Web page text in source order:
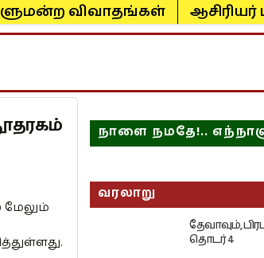
விவாதங்கள்
மேலும்
நாளை நமதே!..
வரலாறு
தேவாவும்,
தொடர் 4